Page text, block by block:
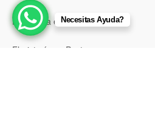
Floristería en Sincelejo
Floristería en Pasto
Necesitas Ayuda?